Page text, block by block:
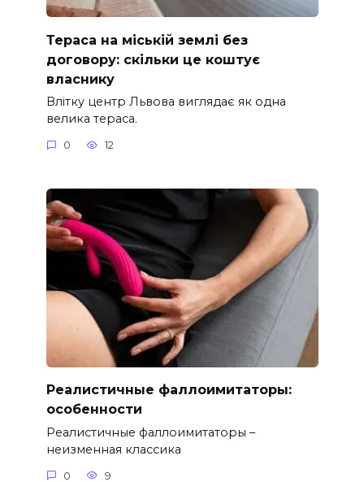
Тераса на міській землі без
договору: скільки це коштує
власнику
Влітку центр Львова виглядає як одна
велика тераса.
0 12
Реалистичные фаллоимитаторы:
особенности
Реалистичные фаллоимитаторы –
неизменная классика
0 9